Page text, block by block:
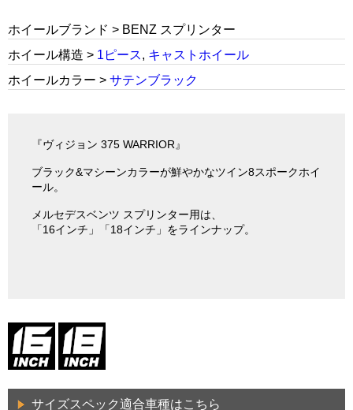
ホイールブランド > BENZ スプリンター
ホイール構造 > 1ピース, キャストホイール
ホイールカラー > サテンブラック
『ヴィジョン 375 WARRIOR』
ブラック&マシーンカラーが鮮やかなツイン8スポークホイ
ール。
メルセデスベンツ スプリンター用は、
「16インチ」「18インチ」をラインナップ。
サイズスペック適合車種はこちら